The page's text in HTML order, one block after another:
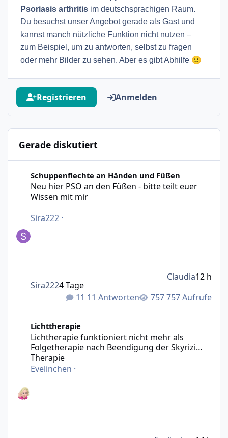
Psoriasis arthritis im deutschsprachigen Raum.
Du besuchst unser Angebot gerade als Gast und
kannst manch nützliche Funktion nicht nutzen –
zum Beispiel, um zu antworten, selbst zu fragen
oder mehr Bilder zu sehen. Aber es gibt Abhilfe 🙂
Registrieren Anmelden
Gerade diskutiert
Schuppenflechte an Händen und Füßen
Neu hier PSO an den Füßen - bitte teilt euer
Wissen mit mir
Sira222 ·
11 Antworten 757 Aufrufe
Sira2224 Tage
Claudia12 h
Lichttherapie
Lichtherapie funktioniert nicht mehr als
Folgetherapie nach Beendigung der Skyrizi
Therapie
Evelinchen ·